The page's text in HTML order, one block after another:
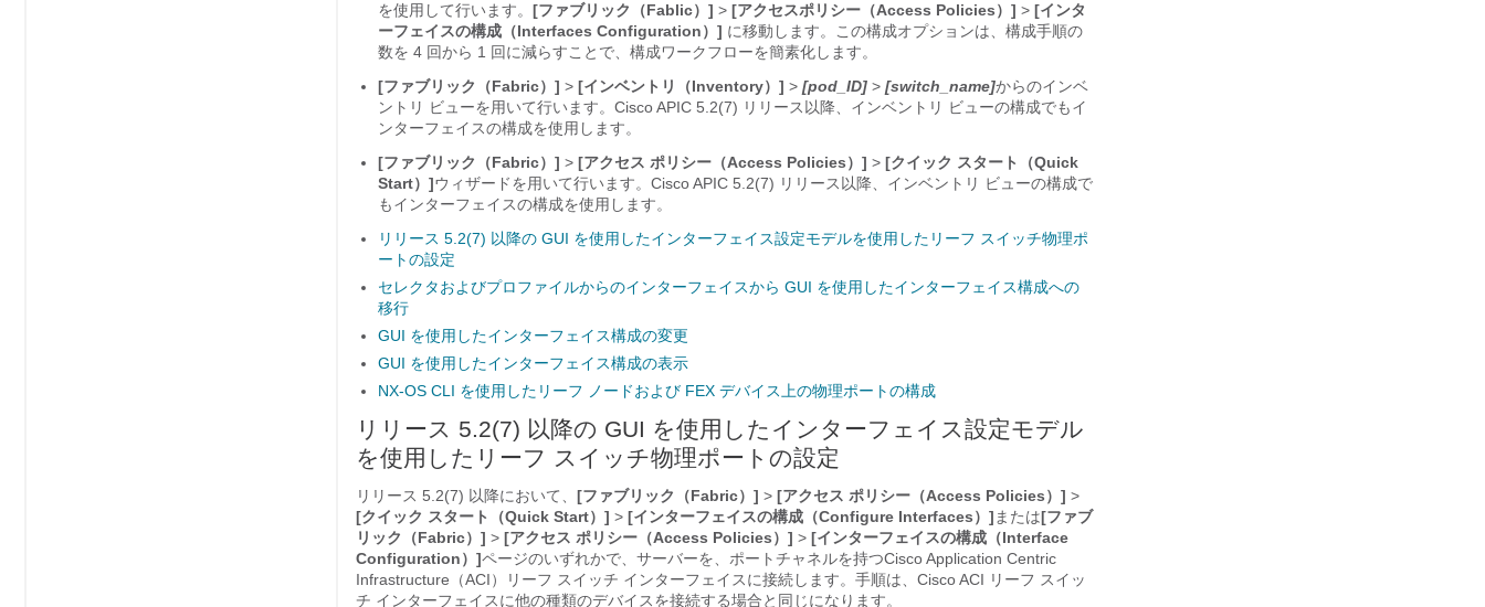
を使用して行います。 [ファブリック（Fablic）] > [アクセスポリシー（Access Policies）] > [インタ
ーフェイスの構成（Interfaces Configuration）] に移動します。この構成オプションは、構成手順の
数を 4 回から 1 回に減らすことで、構成ワークフローを簡素化します。
[ファブリック（Fabric）] > [インベントリ（Inventory）] > [pod_ID] > [switch_name]からのインベ
ントリ ビューを用いて行います。 Cisco APIC 5.2(7) リリース以降、インベントリ ビューの構成でもイ
ンターフェイスの構成を使用します。
[ファブリック（Fabric）] > [アクセス ポリシー（Access Policies）] > [クイック スタート（Quick
Start）]ウィザードを用いて行います。 Cisco APIC 5.2(7) リリース以降、インベントリ ビューの構成で
もインターフェイスの構成を使用します。
リリース 5.2(7) 以降の GUI を使用したインターフェイス設定モデルを使用したリーフ スイッチ物理ポ
ートの設定
セレクタおよびプロファイルからのインターフェイスから GUI を使用したインターフェイス構成への
移行
GUI を使用したインターフェイス構成の変更
GUI を使用したインターフェイス構成の表示
NX-OS CLI を使用したリーフ ノードおよび FEX デバイス上の物理ポートの構成
リリース 5.2(7) 以降の GUI を使用したインターフェイス設定モデル
を使用したリーフ スイッチ物理ポートの設定
リリース 5.2(7) 以降において、 [ファブリック（Fabric）] > [アクセス ポリシー（Access Policies）] >
[クイック スタート（Quick Start）] > [インターフェイスの構成（Configure Interfaces）] または[ファブ
リック（Fabric）] > [アクセス ポリシー（Access Policies）] > [インターフェイスの構成（Interface
Configuration）]ページのいずれかで、サーバーを、ポートチャネルを持つCisco Application Centric
Infrastructure （ACI）リーフ スイッチ インターフェイスに接続します。手順は、 Cisco ACI リーフ スイッ
チ インターフェイスに他の種類のデバイスを接続する場合と同じになります。